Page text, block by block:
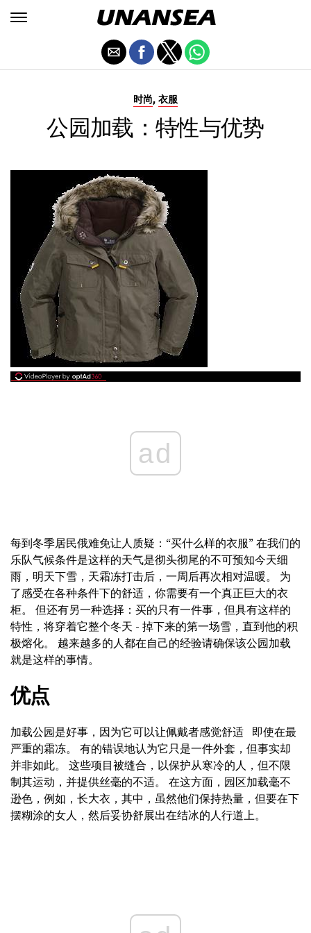
时尚, 衣服
公园加载：特性与优势
ad
每到冬季居民俄难免让人质疑：“买什么样的衣服” 在我们的
乐队气候条件是这样的天气是彻头彻尾的不可预知今天细
雨，明天下雪，天霜冻打击后，一周后再次相对温暖。 为
了感受在各种条件下的舒适，你需要有一个真正巨大的衣
柜。 但还有另一种选择：买的只有一件事，但具有这样的
特性，将穿着它整个冬天 - 掉下来的第一场雪，直到他的积
极熔化。 越来越多的人都在自己的经验请确保该公园加载
就是这样的事情。
优点
加载公园是好事，因为它可以让佩戴者感觉舒适 即使在最
严重的霜冻。 有的错误地认为它只是一件外套，但事实却
并非如此。 这些项目被缝合，以保护从寒冷的人，但不限
制其运动，并提供丝毫的不适。 在这方面，园区加载毫不
逊色，例如，长大衣，其中，虽然他们保持热量，但要在下
摆糊涂的女人，然后妥协舒展出在结冰的人行道上。